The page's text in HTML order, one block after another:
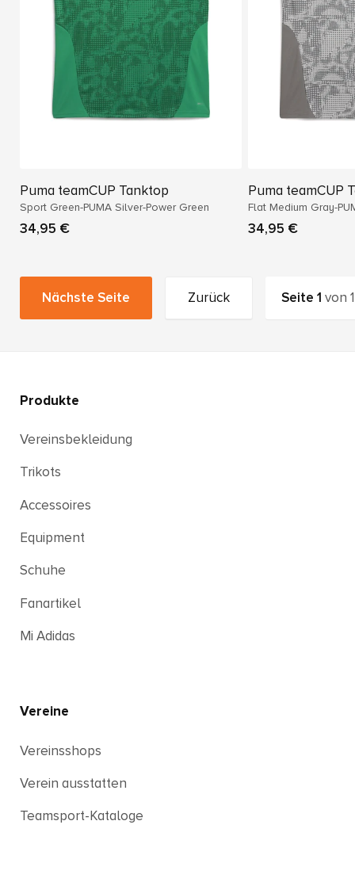
Puma teamCUP Tanktop
Sport Green-PUMA Silver-Power Green
34,95 €
Puma teamCUP
Flat Medium Gray-
Gray
34,95 €
Nächste Seite Zurück Seite1 von1
Produkte
Vereinsbekleidung
Trikots
Accessoires
Equipment
Schuhe
Fanartikel
Mi Adidas
Vereine
Vereinsshops
Verein ausstatten
Teamsport-Kataloge